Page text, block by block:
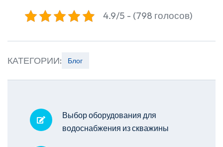
4.9/5 - (798 голосов)
КАТЕГОРИИ: Блог
Выбор оборудования для
водоснабжения из скважины